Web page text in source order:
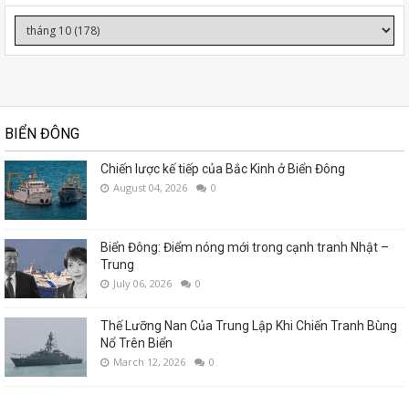
BIỂN ĐÔNG
Chiến lược kế tiếp của Bắc Kinh ở Biển Đông
August 04, 2026 0
Biển Đông: Điểm nóng mới trong cạnh tranh Nhật –
Trung
July 06, 2026 0
Thế Lưỡng Nan Của Trung Lập Khi Chiến Tranh Bùng
Nổ Trên Biển
March 12, 2026 0